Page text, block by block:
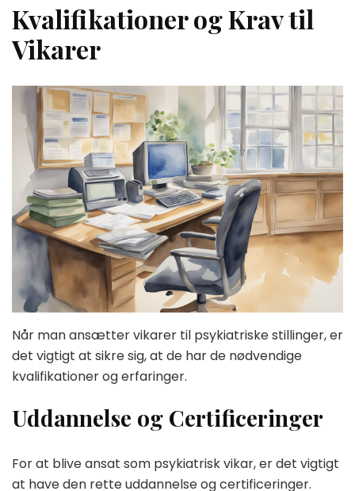
Kvalifikationer og Krav til
Vikarer
Når man ansætter vikarer til psykiatriske stillinger, er
det vigtigt at sikre sig, at de har de nødvendige
kvalifikationer og erfaringer.
Uddannelse og Certificeringer
For at blive ansat som psykiatrisk vikar, er det vigtigt
at have den rette uddannelse og certificeringer.